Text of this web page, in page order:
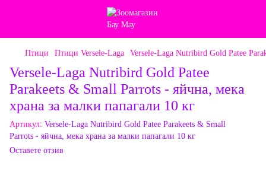
Птици Птици Versele-Laga Versele-Laga Nutribird Gold Patee
Versele-Laga Nutribird Gold Patee
Parakeets & Small Parrots - яйчна, мека
храна за малки папагали 10 кг
Артикул: Versele-Laga Nutribird Gold Patee Parakeets & Small
Parrots - яйчна, мека храна за малки папагали 10 кг
Оставете отзив